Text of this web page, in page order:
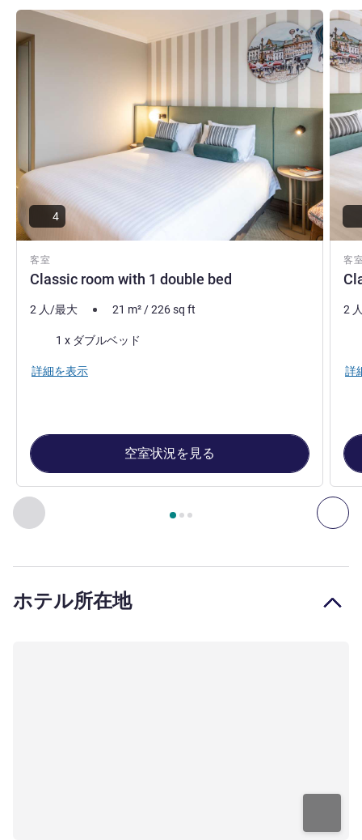
JAMES SIMPSON ホテル経営
前に戻る - 客室 次
3 ページ中 , 客室 1 : Classic room with 1 double
客室
Classic room with 1 double bed
詳細を表示
4
2 人/最大 21 m²/226sq ft
1 x ダブルベッド
詳細を表示
空室状況を見る
客
詳細
2
詳
ホテル所在地